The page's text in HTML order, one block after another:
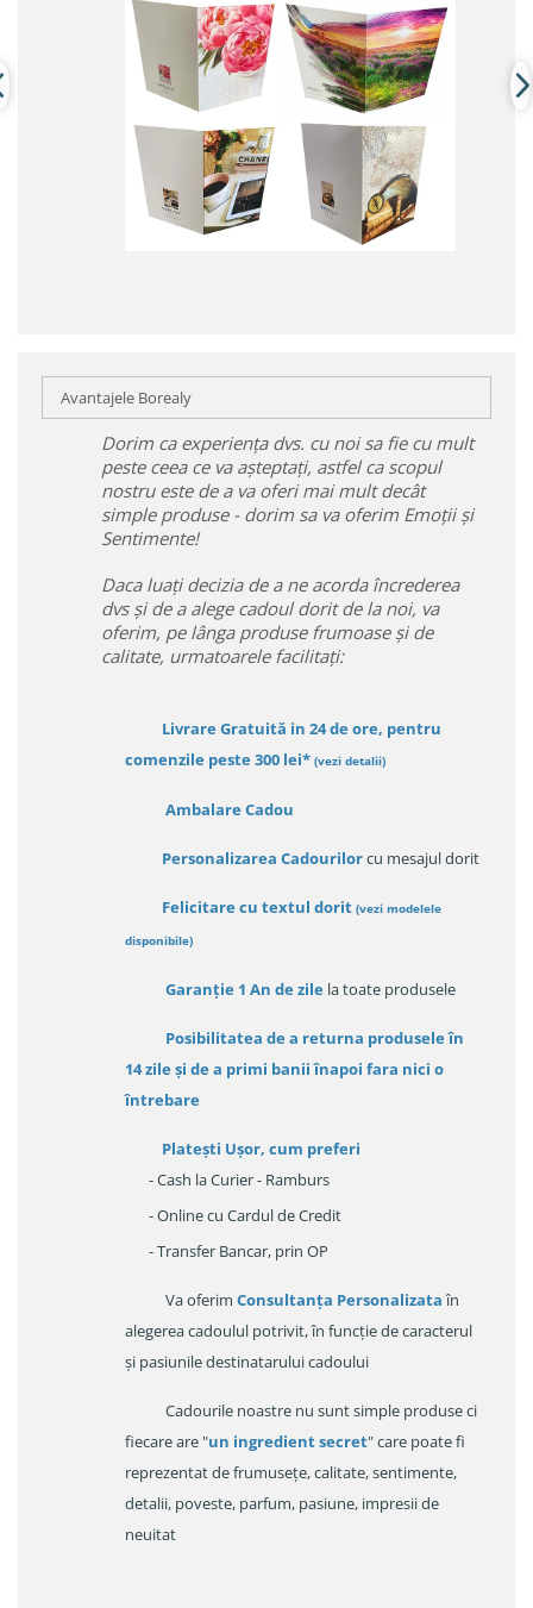
Avantajele Borealy
Dorim ca experiența dvs. cu noi sa fie cu mult
peste ceea ce va așteptați, astfel ca scopul
nostru este de a va oferi mai mult decât
simple produse - dorim sa va oferim Emoții și
Sentimente!
Daca luați decizia de a ne acorda încrederea
dvs și de a alege cadoul dorit de la noi, va
oferim, pe lânga produse frumoase și de
calitate, urmatoarele facilitați:
Livrare Gratuită in 24 de ore, pentru
comenzile peste 300 lei* (vezi detalii)
Ambalare Cadou
Personalizarea Cadourilorcu mesajul dorit
Felicitare cu textul dorit (vezi modelele
disponibile)
Garanție 1 An de zile la toate produsele
Posibilitatea de a returna produsele în
14 zileși de a primi banii înapoi fara nici o
întrebare
Platești Ușor, cum preferi
- Cash la Curier - Ramburs
- Online cu Cardul de Credit
- Transfer Bancar, prin OP
Va oferim Consultanța Personalizataîn
alegerea cadoulul potrivit, în funcție de caracterul
și pasiunile destinatarului cadoului
Cadourile noastre nu sunt simple produse ci
fiecare are "un ingredient secret" care poate fi
reprezentat de frumusețe, calitate, sentimente,
detalii, poveste, parfum, pasiune, impresii de
neuitat